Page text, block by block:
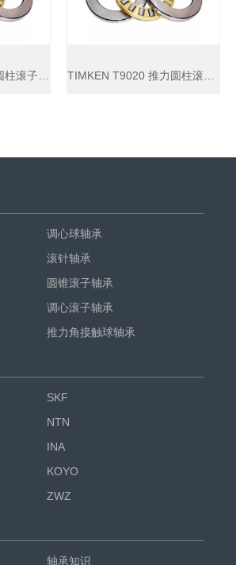
调心球轴承
滚针轴承
圆锥滚子轴承
调心滚子轴承
推力角接触球轴承
SKF
NTN
INA
KOYO
ZWZ
轴承知识